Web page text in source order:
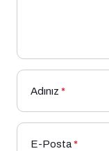
Adınız *
E-Posta*